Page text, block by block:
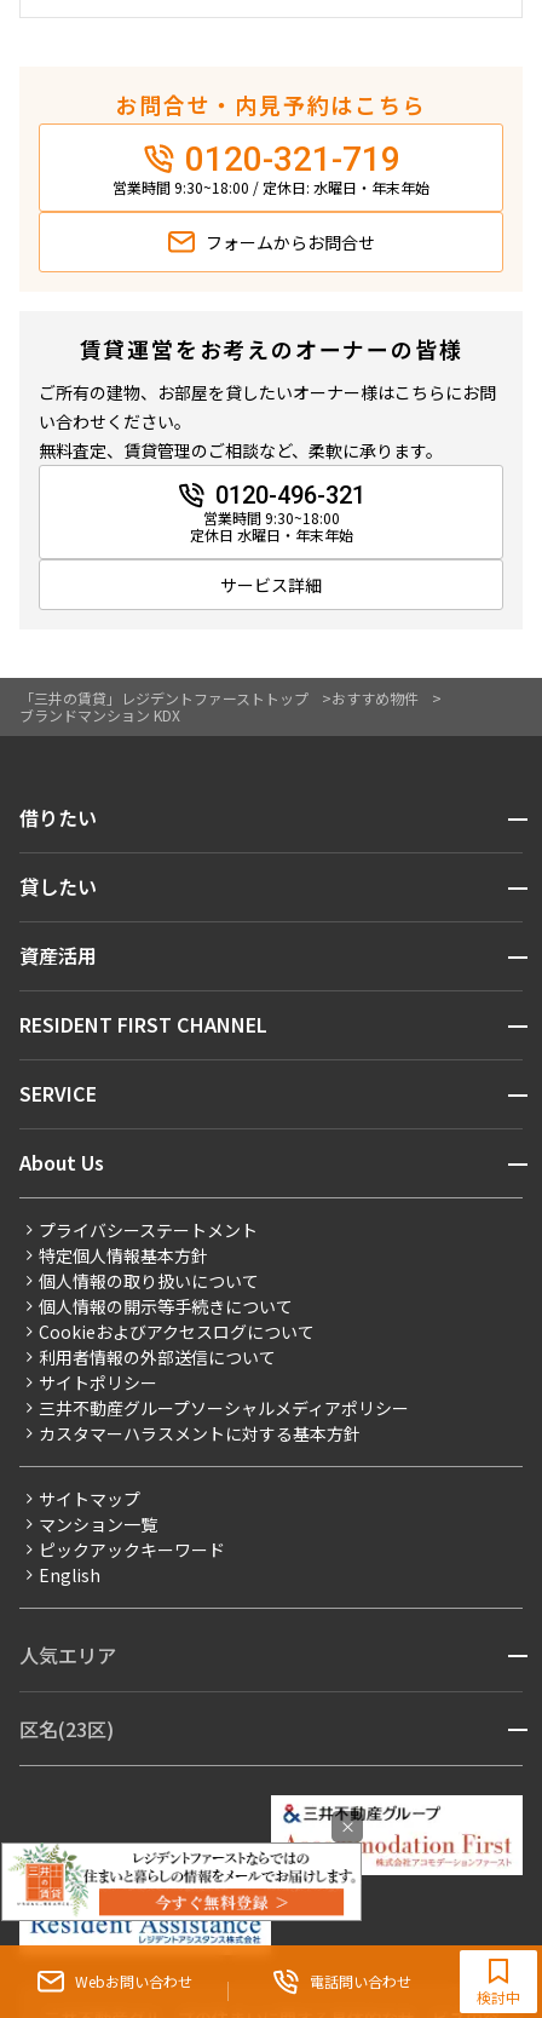
Webお問い合わせ 電話問い合わせ
9:30~18:00（水曜定休）
検討中
「三井の賃貸」レジデントファーストトップ
おすすめ物件
ブランドマンション KDX
お問合せ・内見予約はこちら
0120-321-719
営業時間 9:30~18:00 / 定休日: 水曜日・年末年始
フォームから お問合せ
賃貸運営をお考えのオーナーの皆様
ご所有の建物、お部屋を貸したいオーナー様はこちらにお問
い合わせください。
無料査定、賃貸管理のご相談など、柔軟に承ります。
0120-496-321
営業時間 9:30~18:00
定休日 水曜日・年末年始
サービス詳細
借りたい 開閉
人気エリアから探す
新着情報から探す
新着募集情報
こだわりから探す
こだわり一覧
プレミアムマンション
新築
当社限定（港区・渋谷区）
当社限定（港区・渋谷区以外）
三井不動産企画
賃料改定
フリーレント
ペット可
ブランドマンション
貸したい 開閉
お問い合わせ
資産活用 開閉
お問い合わせ
RESIDENT FIRST CHANNEL 開閉
マンションレポート
住まいのコラム
SERVICE 開閉
会員ページ
ご入居・提携サービス
お部屋探しからご契約まで
よくあるご質問
社宅紹介
【仲介会社様向け】当社仲介事業部取り扱い物件入居申込
About Us 開閉
会社情報
事業案内
採用情報
ニュースリリース
お問い合わせ
プライバシーステートメント
特定個人情報基本方針
個人情報の取り扱いについて
個人情報の開示等手続きについて
Cookieおよびアクセスログについて
利用者情報の外部送信について
サイトポリシー
三井不動産グループソーシャルメディアポリシー
カスタマーハラスメントに対する基本方針
サイトマップ
マンション一覧
ピックアックキーワード
English
人気エリア 開閉
青山・表参道・原宿
市ヶ谷・神楽坂・飯田橋
三田・芝・浜松町
芝浦・汐留・品川
月島・勝どき・豊洲
本郷・春日・小石川
新宿・代々木
目白・高田馬場・早稲田
中野・荻窪
池尻大橋・三軒茶屋
祐天寺・学芸大学・自由が丘
駒沢・用賀・二子玉川
成城・砧
池袋・板橋・王子
戸越・大井・蒲田
区名(23区) 開閉
江東区 台東区 墨田区
中野区
豊島区
杉並区 板橋区 北区 練馬区 荒川区
足立区
葛飾区
江戸川区
×